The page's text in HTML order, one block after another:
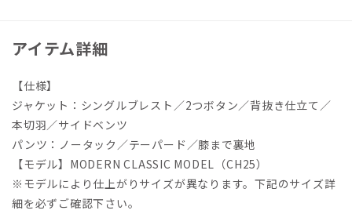
アイテム詳細
【仕様】
ジャケット：シングルブレスト／2つボタン／背抜き仕立て／
本切羽／サイドベンツ
パンツ：ノータック／テーパード／膝まで裏地
【モデル】MODERN CLASSIC MODEL（CH25）
※モデルにより仕上がりサイズが異なります。下記のサイズ詳
細を必ずご確認下さい。